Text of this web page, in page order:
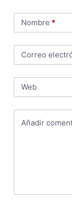
Nombre *
Correo
Web
Añadir